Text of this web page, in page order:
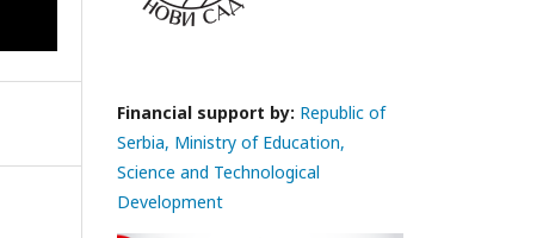
Financial support by: Republic of
Serbia, Ministry of Education,
Science and Technological
Development